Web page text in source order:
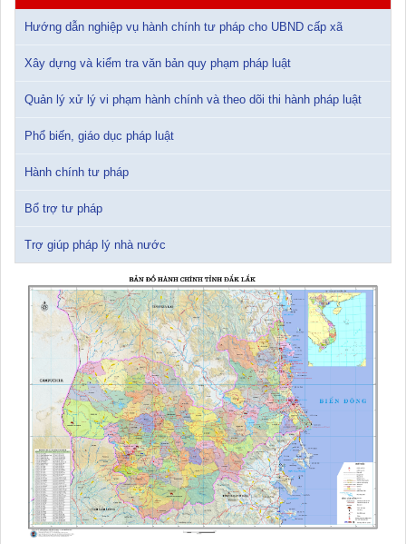
Tài liệu Hội nghị công chức, viên chức và người lao động năm
15/01/2026 15:29:29
12/01/2026 14:30:21
Sổ tay tìm hiểu các quy định pháp luật về đăng ký doanh nghiệp và
10/01/2026 15:22:31
ma túy đến năm 2030
24/10/2025 17:14:42
Hướng dẫn nghiệp vụ hành chính tư pháp cho UBND cấp xã
Xây dựng và kiểm tra văn bản quy phạm pháp luật
Quản lý xử lý vi phạm hành chính và theo dõi thi hành pháp luật
Phổ biến, giáo dục pháp luật
Hành chính tư pháp
Bổ trợ tư pháp
Trợ giúp pháp lý nhà nước